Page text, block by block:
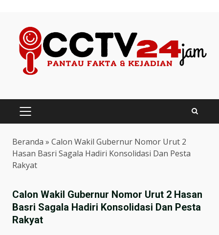
content
PRIMARY
MENU
Beranda » Calon Wakil Gubernur Nomor Urut 2
Hasan Basri Sagala Hadiri Konsolidasi Dan Pesta
Rakyat
Calon Wakil Gubernur Nomor Urut 2 Hasan
Basri Sagala Hadiri Konsolidasi Dan Pesta
Rakyat